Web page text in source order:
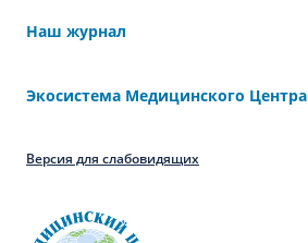
Наш журнал
Экосистема Медицинского Центра
Версия для слабовидящих